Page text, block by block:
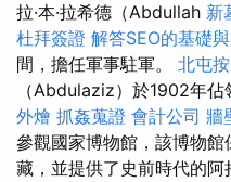
拉·本·拉希德（Abdullah 新
杜拜簽證 解答SEO的基礎
間，擔任軍事駐軍。 北屯
（Abdulaziz）於1902年佔
外燴 抓姦蒐證 會計公司 牆
參觀國家博物館，該博物
藏，並提供了史前時代的